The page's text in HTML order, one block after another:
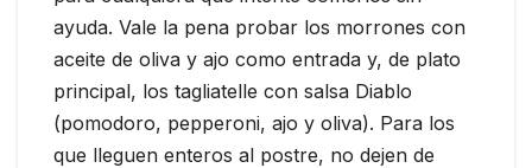
ayuda. Vale la pena probar los morrones con
aceite de oliva y ajo como entrada y, de plato
principal, los tagliatelle con salsa Diablo
(pomodoro, pepperoni, ajo y oliva). Para los
que lleguen enteros al postre, no dejen de